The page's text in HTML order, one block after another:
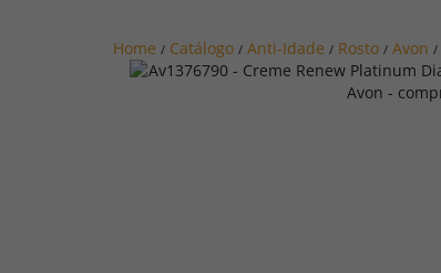
Home / Catálogo / Anti-Idade / Rosto / Avon /